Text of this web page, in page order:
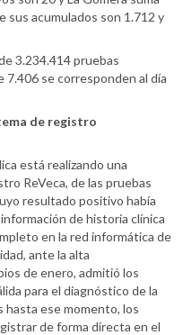
sus acumulados son 1.712 y
3.234.414 pruebas
7.406 se corresponden al día
de registro
está realizando una
ReVeca, de las pruebas
resultado positivo había
de historia clínica
en la red informática de
ante la alta
de enero, admitió los
para el diagnóstico de la
ese momento, los
de forma directa en el